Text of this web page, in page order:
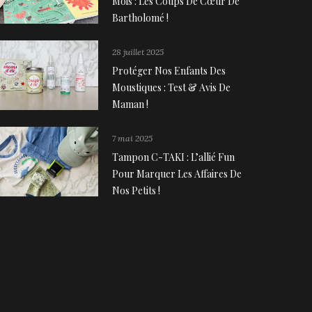
Bartholomé !
28 juillet 2025
Protéger Nos Enfants Des
Moustiques : Test & Avis De
Maman !
7 mai 2025
Tampon C-TAKI : L’allié Fun
Pour Marquer Les Affaires De
Nos Petits !